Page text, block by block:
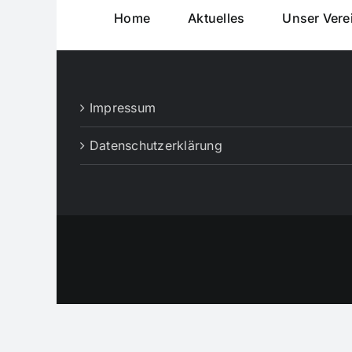
Home Aktuelles Unser
Impressum
Datenschutzerklärung